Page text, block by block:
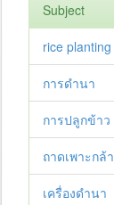
Subject
rice planting
การดำนา
การปลูกข้าว
ถาดเพาะกล้า
เครื่องดำนา